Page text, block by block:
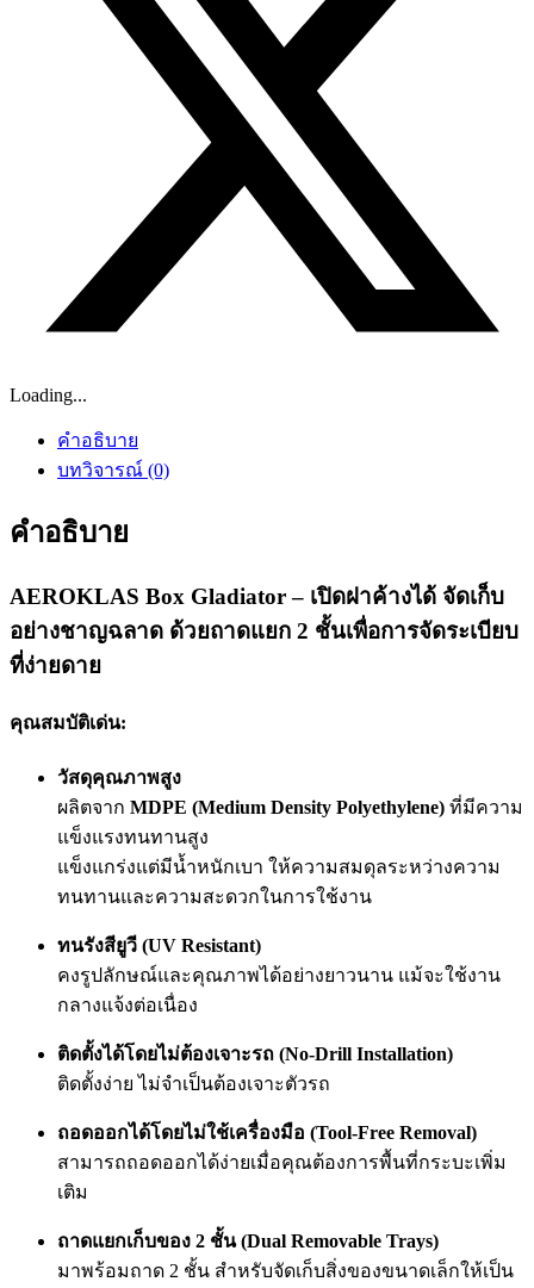
Loading...
คำอธิบาย
บทวิจารณ์ (0)
คำอธิบาย
AEROKLAS Box Gladiator – เปิดฝาค้างได้ จัดเก็บ
อย่างชาญฉลาด ด้วยถาดแยก 2 ชั้นเพื่อการจัดระเบียบ
ที่ง่ายดาย
คุณสมบัติเด่น:
วัสดุคุณภาพสูง
ผลิตจาก MDPE (Medium Density Polyethylene) ที่มีความ
แข็งแรงทนทานสูง
แข็งแกร่งแต่มีน้ำหนักเบา ให้ความสมดุลระหว่างความ
ทนทานและความสะดวกในการใช้งาน
ทนรังสียูวี (UV Resistant)
คงรูปลักษณ์และคุณภาพได้อย่างยาวนาน แม้จะใช้งาน
กลางแจ้งต่อเนื่อง
ติดตั้งได้โดยไม่ต้องเจาะรถ (No-Drill Installation)
ติดตั้งง่าย ไม่จำเป็นต้องเจาะตัวรถ
ถอดออกได้โดยไม่ใช้เครื่องมือ (Tool-Free Removal)
สามารถถอดออกได้ง่ายเมื่อคุณต้องการพื้นที่กระบะเพิ่ม
เติม
ถาดแยกเก็บของ 2 ชั้น (Dual Removable Trays)
มาพร้อมถาด 2 ชั้น สำหรับจัดเก็บสิ่งของขนาดเล็กให้เป็น